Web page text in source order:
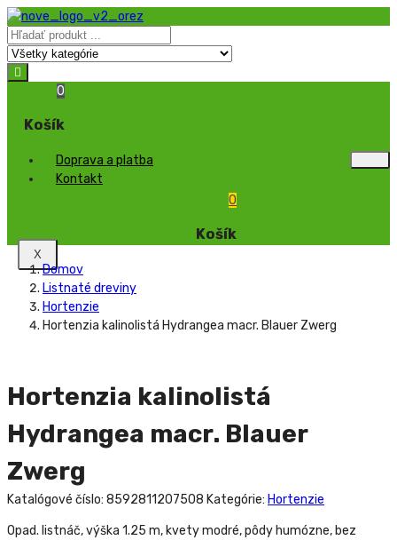
0
Košík
Doprava a platba
Kontakt
X
0
Košík
Domov
Listnaté dreviny
Hortenzie
Hortenzia kalinolistá Hydrangea macr. Blauer Zwerg
Hortenzia kalinolistá
Hydrangea macr. Blauer
Zwerg
Katalógové číslo: 8592811207508 Kategórie: Hortenzie
Opad. listnáč, výška 1.25 m, kvety modré, pôdy humózne, bez